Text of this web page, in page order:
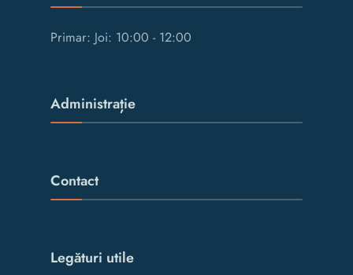
Primar: Joi: 10:00 - 12:00
Administrație
Contact
Legături utile